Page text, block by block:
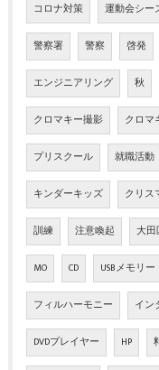
コロナ対策 運動会シー
警察署 警察 啓発
エンジニアリング 秋
クロマキー撮影 クロマ
プリスクール 就職活動
キンダーキッズ クリス
訓練 注意喚起 大
MO CD USBメモリー
フィルハーモニー イン
DVDプレイヤー HP